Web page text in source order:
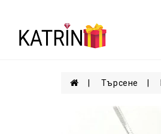
Търсене